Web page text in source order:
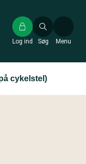
Søg
Log ind Menu
cykelstel)